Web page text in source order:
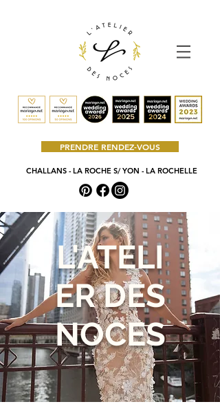
PRENDRE RENDEZ-VOUS
CHALLANS - LA ROCHE S/ YON - LA ROCHELLE
L'ATELI
ER DES
NOCES